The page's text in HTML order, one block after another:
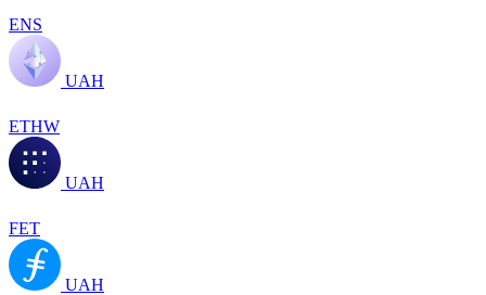
ENS
UAH
ETHW
UAH
FET
UAH